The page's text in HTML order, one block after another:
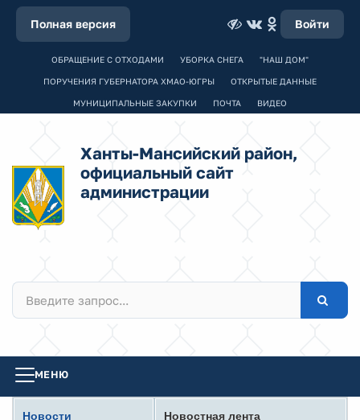
Полная версия Войти
ОБРАЩЕНИЕ С ОТХОДАМИ УБОРКА СНЕГА "НАШ ДОМ"
ПОРУЧЕНИЯ ГУБЕРНАТОРА ХМАО-ЮГРЫ ОТКРЫТЫЕ ДАННЫЕ
МУНИЦИПАЛЬНЫЕ ЗАКУПКИ ПОЧТА ВИДЕО
Ханты-Мансийский район,
официальный сайт
администрации
МЕНЮ
Новости
Новостная лента